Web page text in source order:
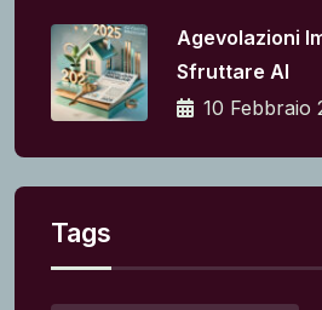
Agevolazioni
Sfruttare Al
10 Febbraio
Tags